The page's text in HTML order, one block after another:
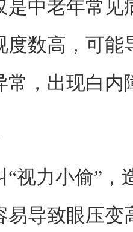
中老年常见
度数高，可
常，出现白内
力小偷”，
易导致眼压